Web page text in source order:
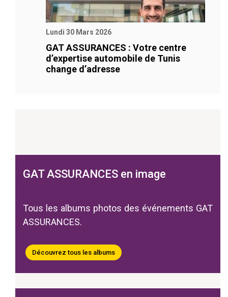
Lundi 30 Mars 2026
GAT ASSURANCES : Votre centre
d’expertise automobile de Tunis
change d’adresse
GAT ASSURANCES en image
Tous les albums photos des événements GAT
ASSURANCES.
Découvrez tous les albums